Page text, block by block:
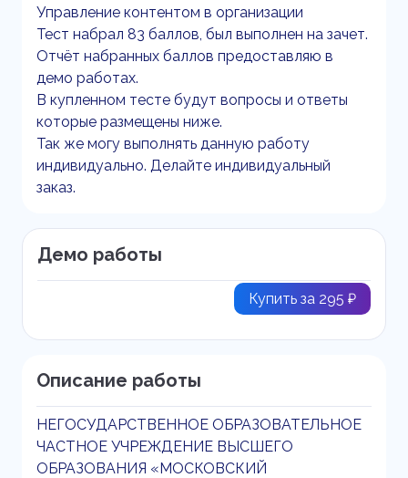
Управление контентом в организации
Тест набрал 83 баллов, был выполнен на зачет.
Отчёт набранных баллов предоставляю в
демо работах.
В купленном тесте будут вопросы и ответы
которые размещены ниже.
Так же могу выполнять данную работу
индивидуально. Делайте индивидуальный
заказ.
Демо работы
Купить за 295 ₽
Описание работы
НЕГОСУДАРСТВЕННОЕ ОБРАЗОВАТЕЛЬНОЕ
ЧАСТНОЕ УЧРЕЖДЕНИЕ ВЫСШЕГО
ОБРАЗОВАНИЯ «МОСКОВСКИЙ